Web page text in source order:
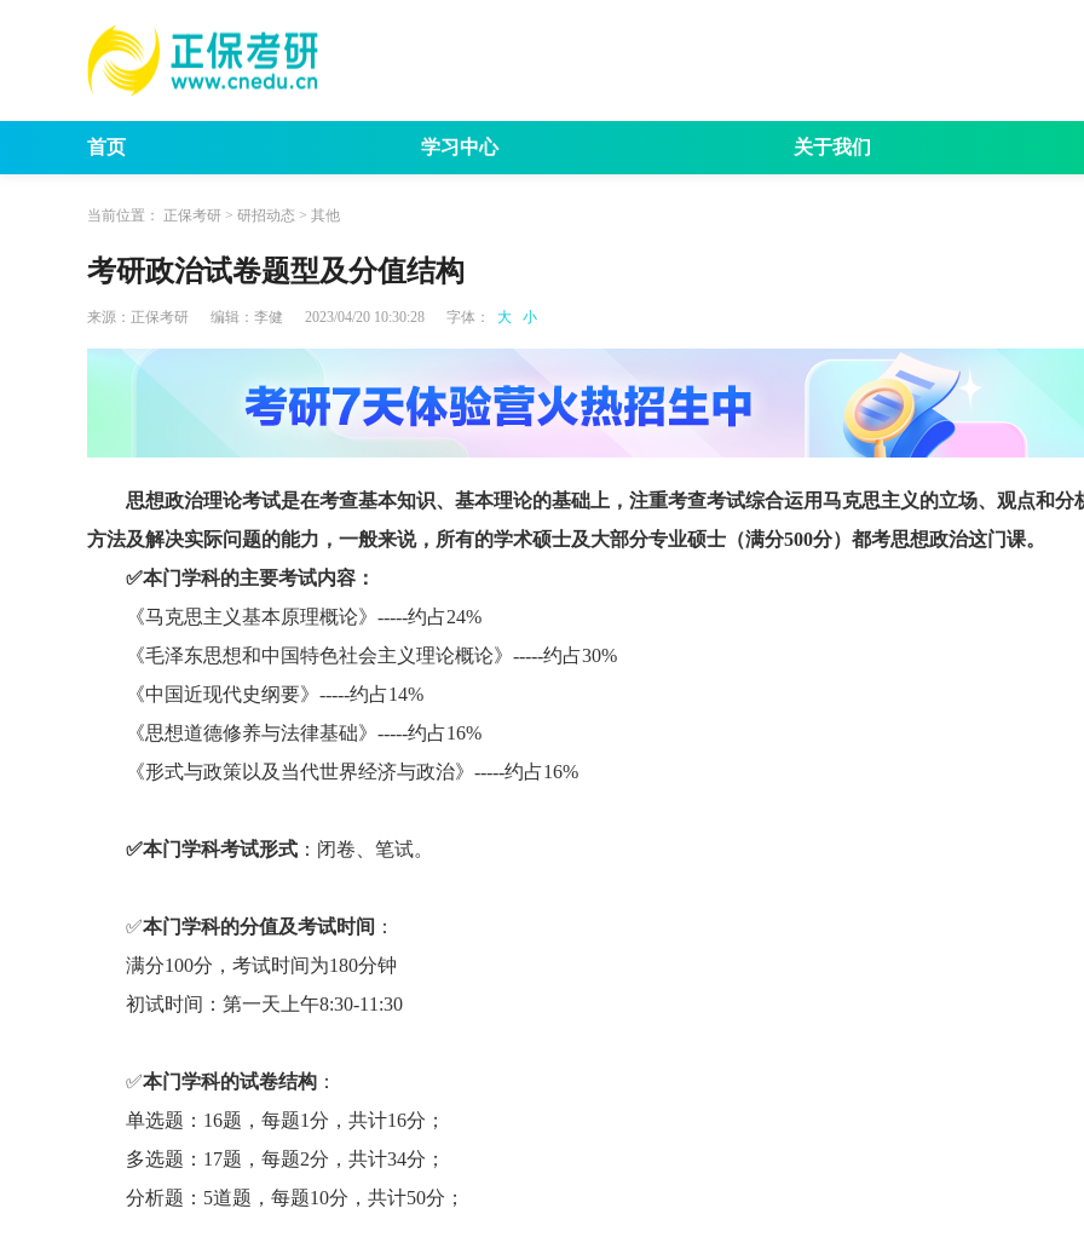
首页 学习中心 关于我们
考试动态 考研报名 专业目录
当前位置： 正保考研 > 研招动态 > 其他
考研政治试卷题型及分值结构
来源： 正保考研 编辑： 李健 2023/04/20 10:30:28 字体： 大 小
思想政治理论考试是在考查基本知识、基本理论的基础上，注重考查考试综合运用马克思主义的立场、观点和分
方法及解决实际问题的能力， 一般来说，所有的学术硕士及大部分专业硕士（满分500分）都考思想政治这门课。
✅本门学科的主要考试内容：
《马克思主义基本原理概论》-----约占24%
《毛泽东思想和中国特色社会主义理论概论》-----约占30%
《中国近现代史纲要》-----约占14%
《思想道德修养与法律基础》-----约占16%
《形式与政策以及当代世界经济与政治》-----约占16%
✅本门学科考试形式 ：闭卷、笔试。
✅本门学科的分值及考试时间 ：
满分100分，考试时间为180分钟
初试时间：第一天上午8:30-11:30
✅本门学科的试卷结构 ：
单选题：16题，每题1分，共计16分；
多选题：17题，每题2分，共计34分；
分析题：5道题，每题10分，共计50分；